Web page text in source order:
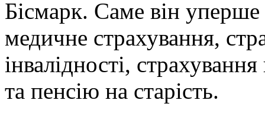
Бісмарк. Саме він
медичне страхування,
інвалідності,
та пенсію на старість.